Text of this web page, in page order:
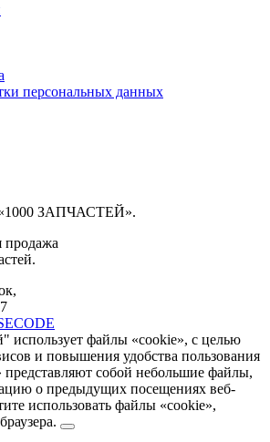
персональных данных
ЗАПЧАСТЕЙ».
продажа
использует файлы «cookie», с целью
и повышения удобства пользования
представляют собой небольшие файлы,
о предыдущих посещениях веб-
использовать файлы «cookie»,